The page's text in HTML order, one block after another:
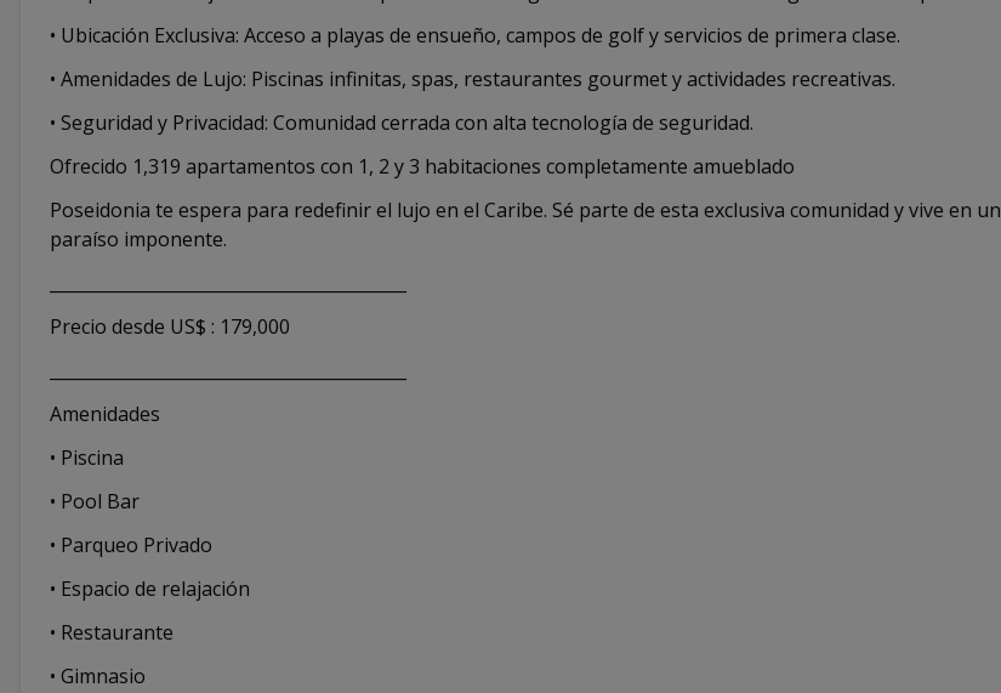
• Ubicación Exclusiva: Acceso a playas de ensueño, campos de golf y servicios de primera clase.
• Amenidades de Lujo: Piscinas infinitas, spas, restaurantes gourmet y actividades recreativas.
• Seguridad y Privacidad: Comunidad cerrada con alta tecnología de seguridad.
Ofrecido 1,319 apartamentos con 1, 2 y 3 habitaciones completamente amueblado
Poseidonia te espera para redefinir el lujo en el Caribe. Sé parte de esta exclusiva comunidad y vive en un
paraíso imponente.
Precio desde US$ : 179,000
Amenidades
• Piscina
• Pool Bar
• Parqueo Privado
• Espacio de relajación
• Restaurante
• Gimnasio